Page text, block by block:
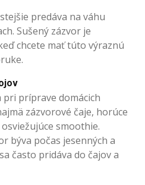
predáva na váhu
Sušený zázvor je
chcete mať túto výraznú
pri príprave domácich
zázvorové čaje, horúce
smoothie.
býva počas jesenných a
často pridáva do čajov a